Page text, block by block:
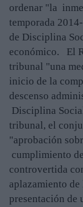
ordenar "la
temporada
de Disciplina
económico. El
tribunal "una
inicio de la
descenso
Disciplina
tribunal, el
"aprobación
cumplimiento
controvertida
aplazamiento
presentación de